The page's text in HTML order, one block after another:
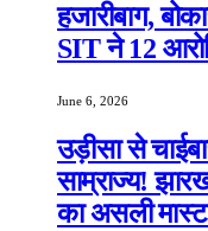
हजारीबाग,
SIT ने 12
June 6, 2026
उड़ीसा से
साम्राज्य!
का असली